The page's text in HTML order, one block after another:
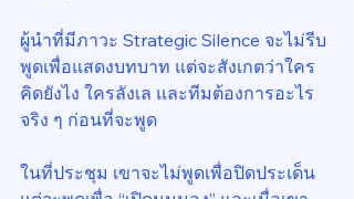
ผู้นำที่มีภาวะ Strategic Silence จะไม่รีบ
พูดเพื่อแสดงบทบาท แต่จะสังเกตว่าใคร
คิดยังไง ใครลังเล และทีมต้องการอะไร
จริง ๆ ก่อนที่จะพูด
ในที่ประชุม เขาจะไม่พูดเพื่อปิดประเด็น